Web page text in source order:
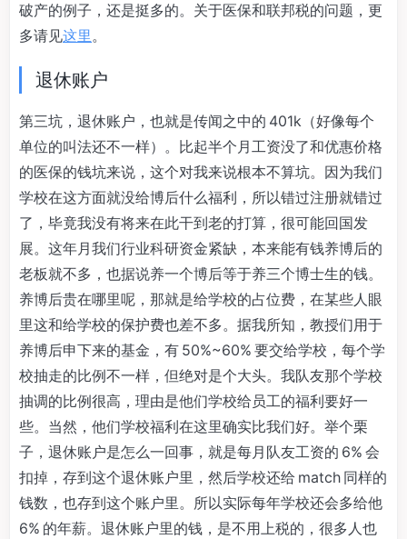
破产的例子，还是挺多的。关于医保和联邦税的问题，更
多请见这里。
退休账户
第三坑，退休账户，也就是传闻之中的 401k（好像每个
单位的叫法还不一样）。比起半个月工资没了和优惠价格
的医保的钱坑来说，这个对我来说根本不算坑。因为我们
学校在这方面就没给博后什么福利，所以错过注册就错过
了，毕竟我没有将来在此干到老的打算，很可能回国发
展。这年月我们行业科研资金紧缺，本来能有钱养博后的
老板就不多，也据说养一个博后等于养三个博士生的钱。
养博后贵在哪里呢，那就是给学校的占位费，在某些人眼
里这和给学校的保护费也差不多。据我所知，教授们用于
养博后申下来的基金，有 50%~60% 要交给学校，每个学
校抽走的比例不一样，但绝对是个大头。我队友那个学校
抽调的比例很高，理由是他们学校给员工的福利要好一
些。当然，他们学校福利在这里确实比我们好。举个栗
子，退休账户是怎么一回事，就是每月队友工资的 6% 会
扣掉，存到这个退休账户里，然后学校还给 match 同样的
钱数，也存到这个账户里。所以实际每年学校还会多给他
6% 的年薪。退休账户里的钱，是不用上税的，很多人也